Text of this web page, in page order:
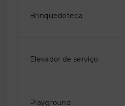
Brinquedoteca
Elevador de serviço
Playground